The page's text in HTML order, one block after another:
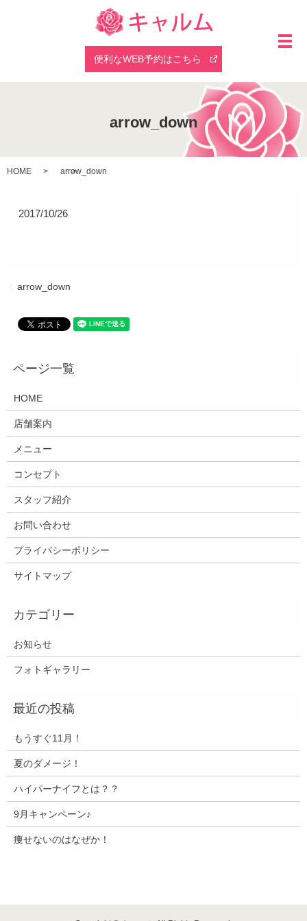
メ
便利なWEB予約はこちら
arrow_down
HOME arrow_down
2017/10/26
arrow_down
HOME
店舗案内
メニュー
コンセプト
スタッフ紹介
お問い合わせ
プライバシーポリシー
サイトマップ
お知らせ
フォトギャラリー
もうすぐ11月！
夏のダメージ！
ハイパーナイフとは？？
9月キャンペーン♪
痩せないのはなぜか！